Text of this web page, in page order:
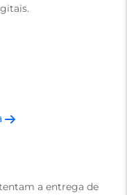
a entrega de